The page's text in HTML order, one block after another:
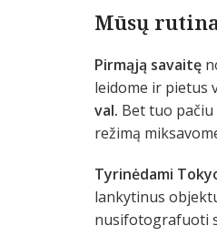
Mūsų
Pirmąją savaitę
leidome ir pietus
val. Bet tuo
režimą
Tyrinėdami
lankytinus
nusifotografuoti